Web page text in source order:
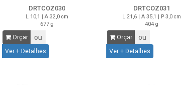
DRTCOZ030
L 10,1 | A 32,0 cm
677 g
Orçar ou
Ver + Detalhes
DRTCOZ031
L 21,6 | A 35,1 | P 3,0 cm
404 g
Orçar ou
Ver + Detalhes